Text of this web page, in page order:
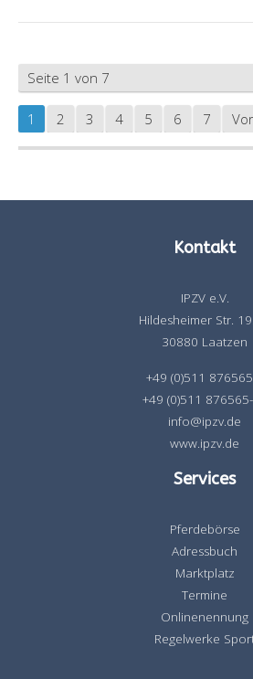
Seite 1 von 7
1 2 3 4 5 6 7
Kontakt
IPZV e.V.
Hildesheimer Str.
30880 Laatzen
+49 (0)511
+49 (0)511
info@ipzv.de
www.ipzv.de
Services
Pferdebörse
Adressbuch
Marktplatz
Termine
Onlinenennung
Regelwerke